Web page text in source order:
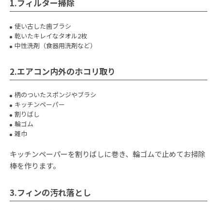
1.フィルター掃除
使い古した歯ブラシ
乾いたキレイなタオル2枚
中性洗剤（食器用洗剤など）
2.エアコン内外のホコリ取り
柄のついたスポンジやブラシ
キッチンペーパー
割りばし
輪ゴム
雑巾
キッチンペーパーを割りばしに巻き、輪ゴムで止めてお掃除
棒を作ります。
3.フィンの汚れ落とし